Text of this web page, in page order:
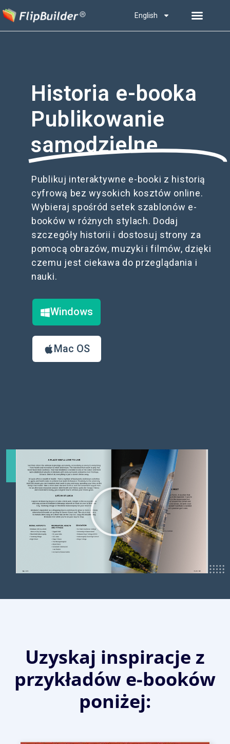
English
Historia e-booka
Publikowanie
samodzielne
Publikuj interaktywne e-booki z historią
cyfrową bez wysokich kosztów online.
Wybieraj spośród setek szablonów e-
booków w różnych stylach. Dodaj
szczegóły historii i dostosuj strony za
pomocą obrazów, muzyki i filmów, dzięki
czemu jest ciekawa do przeglądania i
nauki.
Windows
Mac OS
Uzyskaj inspiracje z
przykładów e-booków
poniżej: